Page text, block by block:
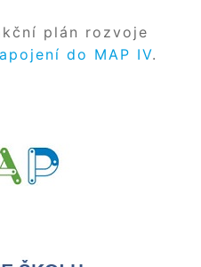
plán rozvoje
do MAP IV.